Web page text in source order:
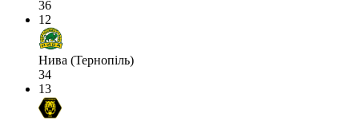
36
12
Нива (Тернопіль)
34
13